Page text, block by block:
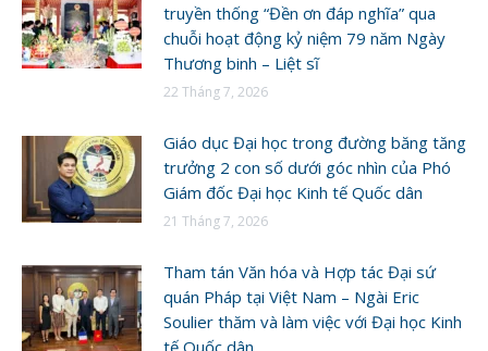
truyền thống “Đền ơn đáp nghĩa” qua
chuỗi hoạt động kỷ niệm 79 năm Ngày
Thương binh – Liệt sĩ
22 Tháng 7, 2026
Giáo dục Đại học trong đường băng tăng
trưởng 2 con số dưới góc nhìn của Phó
Giám đốc Đại học Kinh tế Quốc dân
21 Tháng 7, 2026
Tham tán Văn hóa và Hợp tác Đại sứ
quán Pháp tại Việt Nam – Ngài Eric
Soulier thăm và làm việc với Đại học Kinh
tế Quốc dân